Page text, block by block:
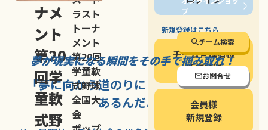
プ
チーム検索
お問合せ
停止する
ナメ
ント
第20
回学
童軟
式野
ラスト
トーナ
メント
第20回
学童軟
式野球
全国大
会
新規登録はこちら
チーム管理者様
新規登録
会員様
新規登録
夢が現実になる瞬間をその手で掴み取れ！
「夢に向かう道のりにこそ大きな意味が
あるんだよ」